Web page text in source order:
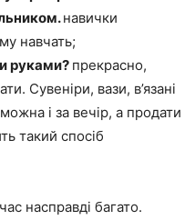
навички
навчать;
руками? прекрасно,
Сувеніри, вази, в’язані
і за вечір, а продати
такий спосіб
насправді багато.